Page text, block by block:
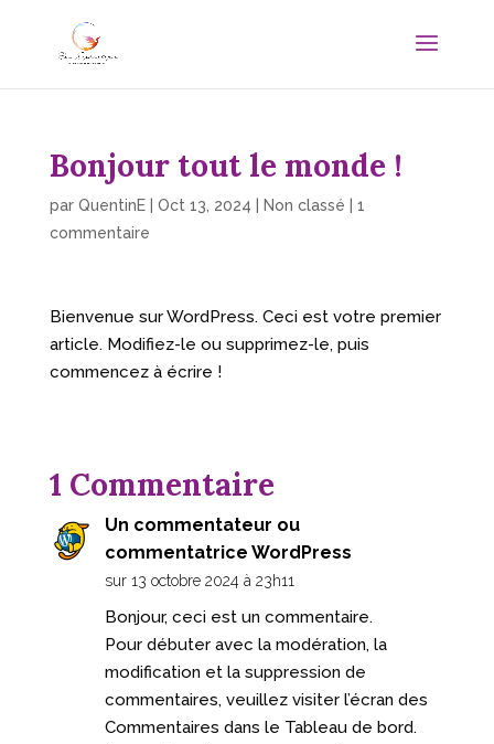
Bonjour tout le monde !
par QuentinE| Oct 13, 2024 Non classé
1
commentaire
Bienvenue sur WordPress. Ceci est votre premier
article. Modifiez-le ou supprimez-le, puis
commencez à écrire !
1 Commentaire
Un commentateur ou
commentatrice WordPress
sur 13 octobre 2024 à 23h11
Bonjour, ceci est un commentaire.
Pour débuter avec la modération, la
modification et la suppression de
commentaires, veuillez visiter l’écran des
Commentaires dans le Tableau de bord.